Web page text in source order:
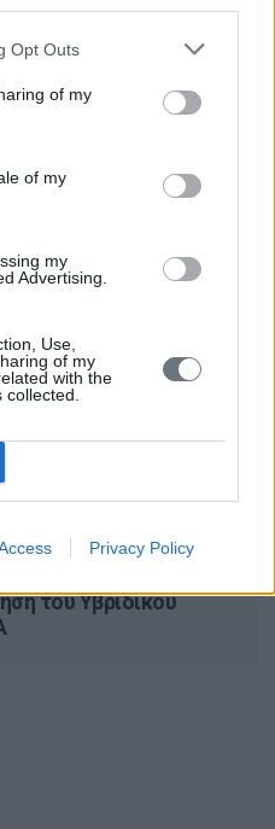
Opt Outs
of my
of my
my
Advertising.
Use,
of my
with the
Privacy Policy
Χειρουργείου Του
μέτρων, περιλαμβάνει
Στο Υβριδικό
οι ακόλουθες
του Υβριδικού